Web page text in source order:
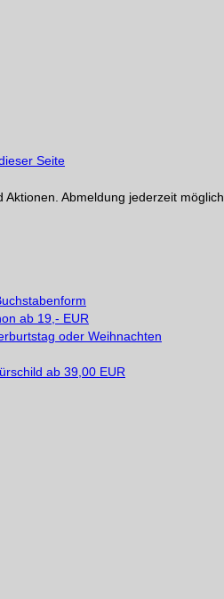
Seite
Abmeldung jederzeit möglich.
ab 19,- EUR
oder Weihnachten
ab 39,00 EUR